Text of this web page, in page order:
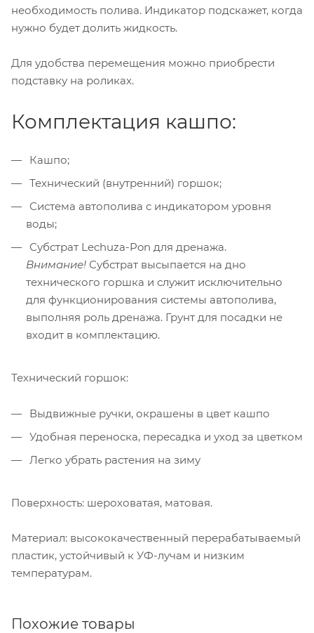
необходимость полива. Индикатор подскажет, когда
нужно будет долить жидкость.
Для удобства перемещения можно приобрести
подставку на роликах.
Комплектация кашпо:
Кашпо;
Технический (внутренний) горшок;
Система автополива с индикатором уровня
воды;
Субстрат Lechuza-Pon для дренажа.
Внимание! Субстрат высыпается на дно
технического горшка и служит исключительно
для функционирования системы автополива,
выполняя роль дренажа. Грунт для посадки не
входит в комплектацию.
Технический горшок:
Выдвижные ручки, окрашены в цвет кашпо
Удобная переноска, пересадка и уход за цветком
Легко убрать растения на зиму
Поверхность: шероховатая, матовая.
Материал: высококачественный перерабатываемый
пластик, устойчивый к УФ-лучам и низким
температурам.
Похожие товары